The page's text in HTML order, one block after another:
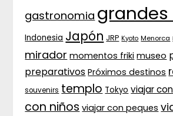
gastronomia grandes
Indonesia Japón JRP Kyoto Menorca
mirador momentos friki museo
preparativos Próximos destinos
souvenirs templo Tokyo viajar
con niños viajar con peques